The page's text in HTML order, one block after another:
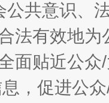
公共意识、
法有效地
面贴近公
，促进公